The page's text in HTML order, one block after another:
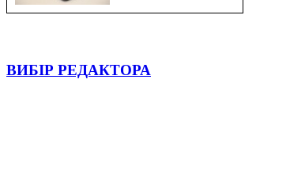
ВИБІР РЕДАКТОРА